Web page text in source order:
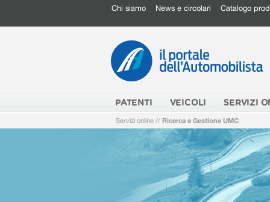
Chi siamo News e circolari Catalogo
PATENTI VEICOLI SERVIZI
Servizi online // Ricerca e Gestione UMC